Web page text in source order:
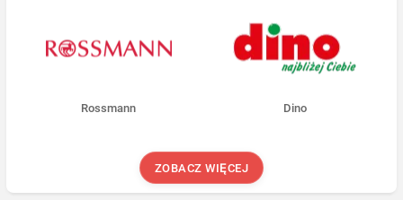
Rossmann Dino
ZOBACZ WIĘCEJ